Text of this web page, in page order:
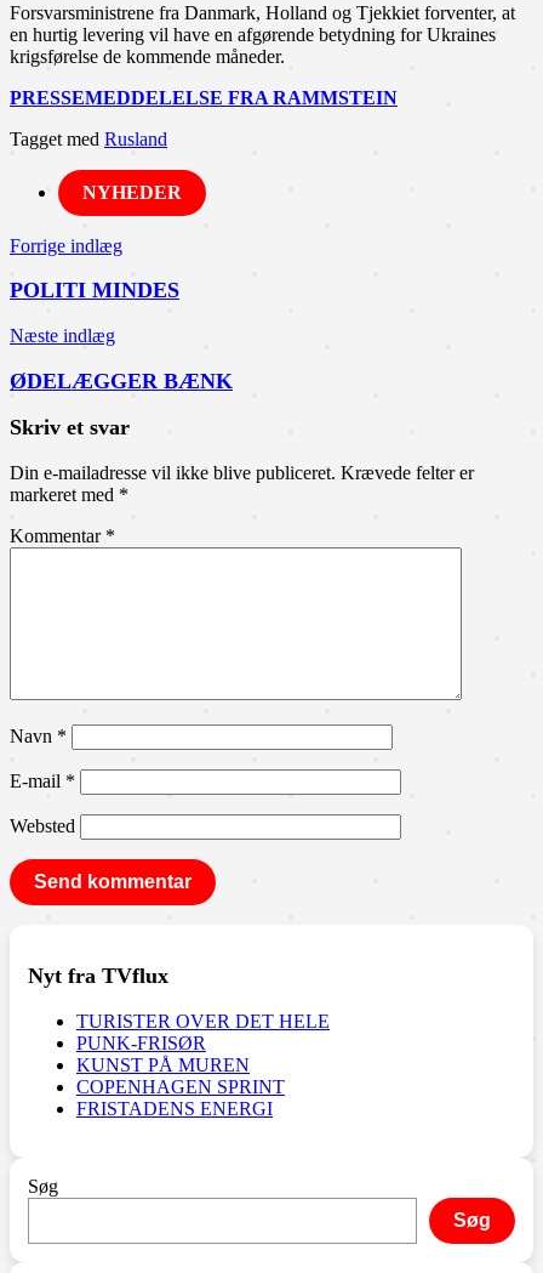
Forsvarsministrene fra Danmark, Holland og Tjekkiet forventer, at
en hurtig levering vil have en afgørende betydning for Ukraines
krigsførelse de kommende måneder.
PRESSEMEDDELELSE FRA RAMMSTEIN
Tagget med Rusland
NYHEDER
Indlægsnavigation
Forrige indlæg
POLITI MINDES
Næste indlæg
ØDELÆGGER BÆNK
Skriv et svar
Din e-mailadresse vil ikke blive publiceret. Krævede felter er
markeret med *
Kommentar *
Navn *
E-mail *
Websted
Nyt fra TVflux
TURISTER OVER DET HELE
PUNK-FRISØR
KUNST PÅ MUREN
COPENHAGEN SPRINT
FRISTADENS ENERGI
Søg
Søg